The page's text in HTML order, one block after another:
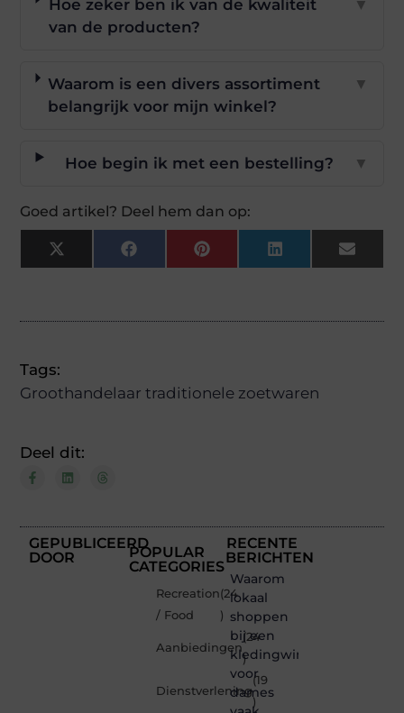
Hoe zeker ben ik van de kwaliteit
van de producten?
▼
Waarom is een divers assortiment
belangrijk voor mijn winkel?
▼
Hoe begin ik met een bestelling? ▼
Goed artikel? Deel hem dan op:
X
(Twitter)
FacebookPinterestLinkedInEmail
Tags:
Groothandelaar traditionele zoetwaren
Deel dit:
GEPUBLICEERD
DOOR
POPULAR
CATEGORIES
Recreation
/ Food
(24
)
Aanbiedingen
(24
)
Dienstverlening
(19
)
RECENTE
BERICHTEN
Waarom
lokaal
shoppen
bij een
kledingwinkel
voor
dames